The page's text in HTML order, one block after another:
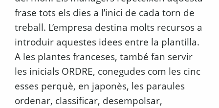
frase tots els dies a l’inici de cada torn de
treball. L’empresa destina molts recursos a
introduir aquestes idees entre la plantilla.
A les plantes franceses, també fan servir
les inicials ORDRE, conegudes com les cinc
esses perquè, en japonès, les paraules
ordenar, classificar, desempolsar,